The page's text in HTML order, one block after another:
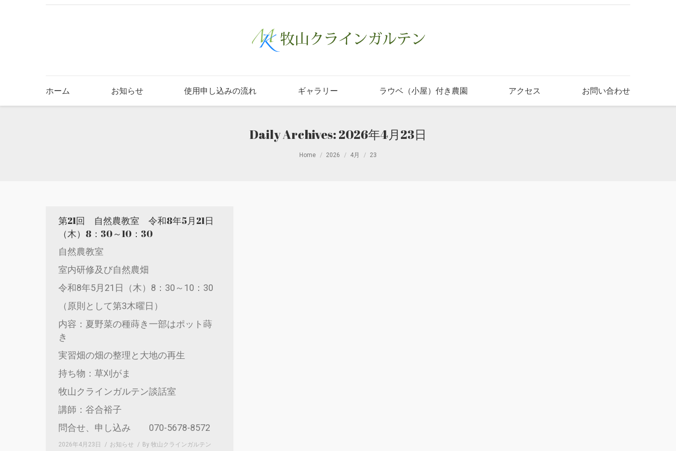
ホーム お知らせ 使用申し込みの流れ ギャラリー ラウベ（小屋）付き農園 アクセス お問い合わせ
Daily Archives:2026年4月23日
Home 2026 4月 23
第21回 自然農教室 令和8年5月21日
（木）8：30～10：30
自然農教室
室内研修及び自然農畑
令和8年5月21日（木）8：30～10：30
（原則として第3木曜日）
内容：夏野菜の種蒔き一部はポット蒔
き
実習畑の畑の整理と大地の再生
持ち物：草刈がま
牧山クラインガルテン談話室
講師：谷合裕子
問合せ、申し込み 070-5678-8572
2026年4月23日 お知らせ By 牧山クラインガルテン